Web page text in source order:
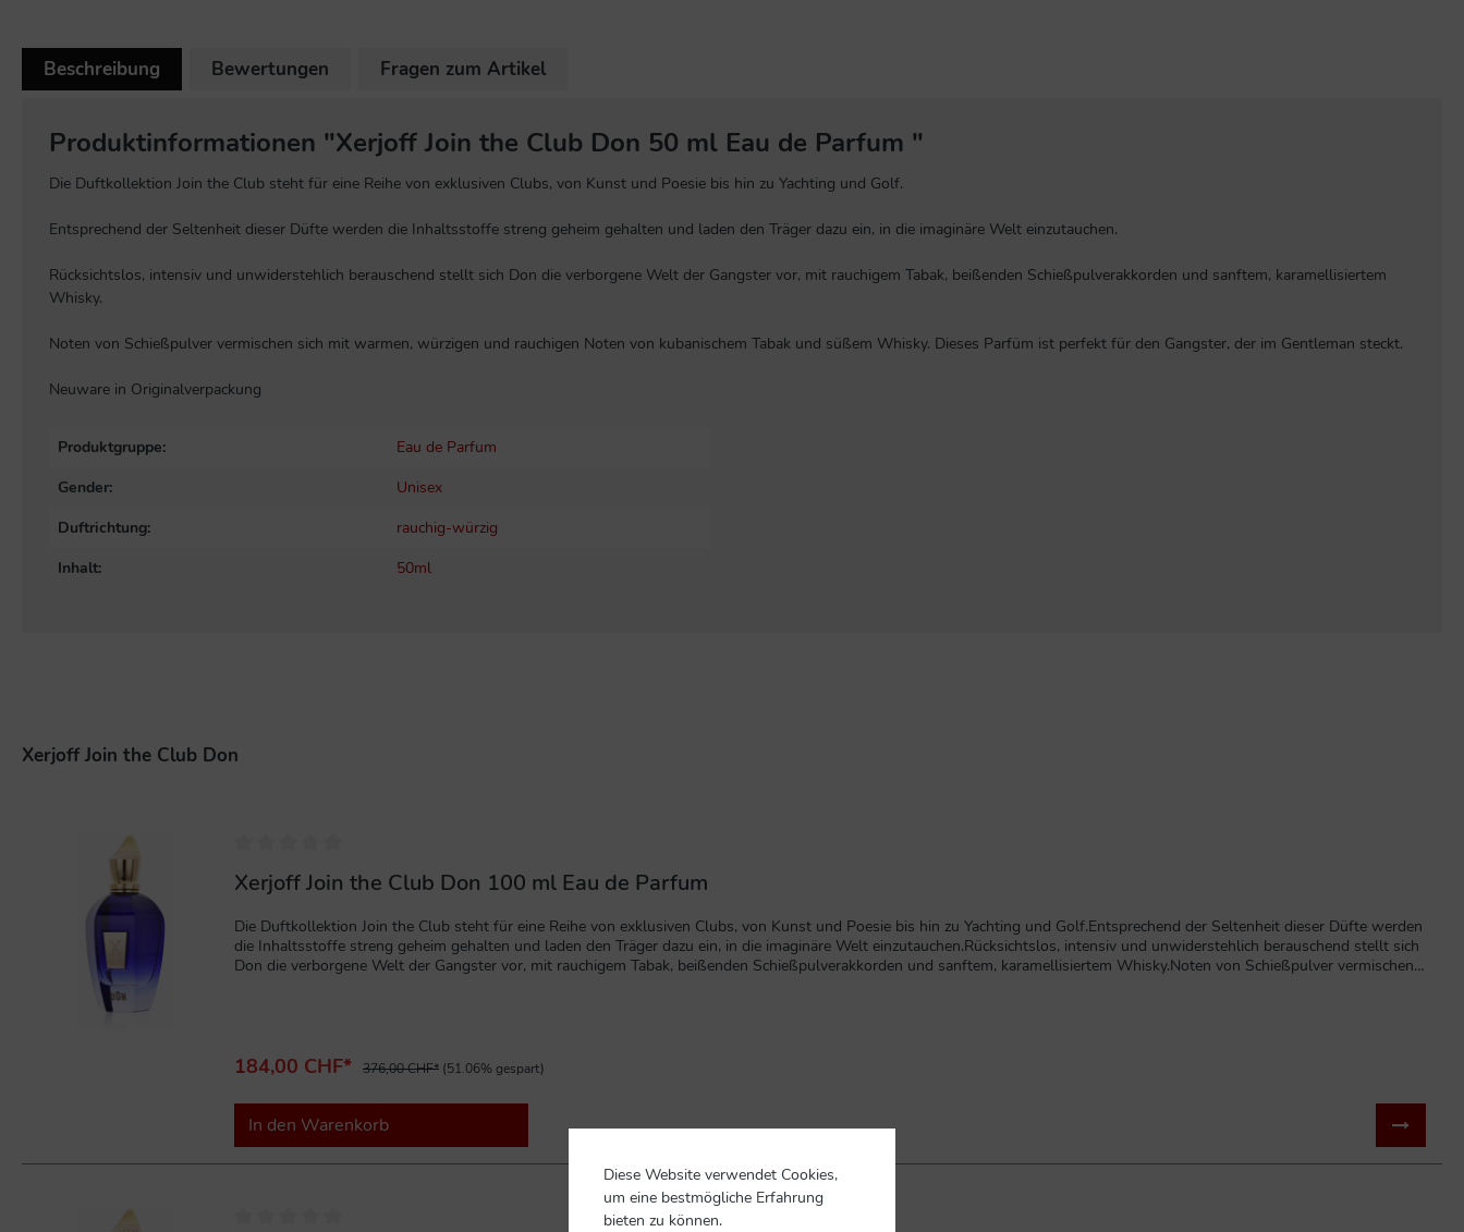
Beschreibung Bewertungen Fragen zum Artikel
Produktinformationen "Xerjoff Join the Club Don 50 ml Eau de Parfum "
Die Duftkollektion Join the Club steht für eine Reihe von exklusiven Clubs, von Kunst und Poesie bis hin zu Yachting und Golf.
Entsprechend der Seltenheit dieser Düfte werden die Inhaltsstoffe streng geheim gehalten und laden den Träger dazu ein, in die imaginäre Welt einzutauchen.
Rücksichtslos, intensiv und unwiderstehlich berauschend stellt sich Don die verborgene Welt der Gangster vor, mit rauchigem Tabak, beißenden Schießpulverakkorden und sanftem, karamellisiertem
Whisky.
Noten von Schießpulver vermischen sich mit warmen, würzigen und rauchigen Noten von kubanischem Tabak und süßem Whisky. Dieses Parfüm ist perfekt für den Gangster, der im Gentleman steckt.
Neuware in Originalverpackung
Produktgruppe:
Eau de Parfum
Gender:
Unisex
Duftrichtung:
rauchig-würzig
Inhalt:
50ml
Xerjoff Join the Club Don
Xerjoff Join the Club Don 100 ml Eau de Parfum
Die Duftkollektion Join the Club steht für eine Reihe von exklusiven Clubs, von Kunst und Poesie bis hin zu Yachting und Golf.Entsprechend der Seltenheit dieser Düfte werden
die Inhaltsstoffe streng geheim gehalten und laden den Träger dazu ein, in die imaginäre Welt einzutauchen.Rücksichtslos, intensiv und unwiderstehlich berauschend stellt sich
Don die verborgene Welt der Gangster vor, mit rauchigem Tabak, beißenden Schießpulverakkorden und sanftem, karamellisiertem Whisky.Noten von Schießpulver vermischen
184,00 CHF* 376,00 CHF* (51.06% gespart)
In den Warenkorb
Diese Website verwendet Cookies,
um eine bestmögliche Erfahrung
bieten zu können.